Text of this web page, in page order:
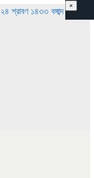
শ্রাবণ ১৪৩৩ বঙ্গাব্দ
×